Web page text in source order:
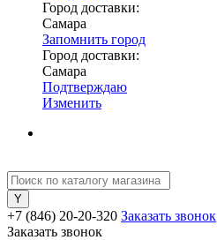
Город доставки:
Самара
Запомнить город
Город доставки:
Самара
Подтверждаю
Изменить
+7 (846) 20-20-320 Заказать звонок
Заказать звонок